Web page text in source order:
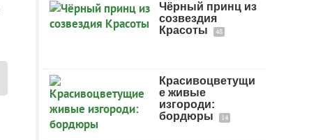
Чёрный принц из
созвездия
Красоты
48
Красивоцветущи
е живые
изгороди:
бордюры
14